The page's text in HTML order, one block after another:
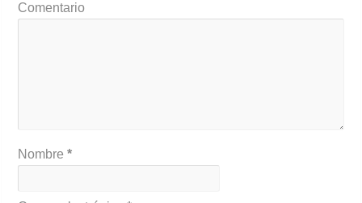
Comentario
Nombre*